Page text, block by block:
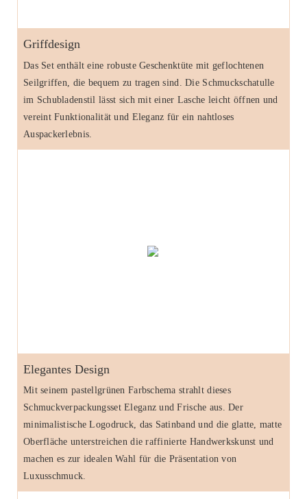
Griffdesign
Das Set enthält eine robuste Geschenktüte mit geflochtenen
Seilgriffen, die bequem zu tragen sind. Die Schmuckschatulle
im Schubladenstil lässt sich mit einer Lasche leicht öffnen und
vereint Funktionalität und Eleganz für ein nahtloses
Auspackerlebnis.
Elegantes Design
Mit seinem pastellgrünen Farbschema strahlt dieses
Schmuckverpackungsset Eleganz und Frische aus. Der
minimalistische Logodruck, das Satinband und die glatte, matte
Oberfläche unterstreichen die raffinierte Handwerkskunst und
machen es zur idealen Wahl für die Präsentation von
Luxusschmuck.